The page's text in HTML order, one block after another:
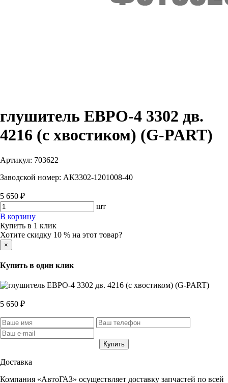
глушитель ЕВРО-4 3302 дв.
4216 (с хвостиком) (G-PART)
Артикул: 703622
Заводской номер: АК3302-1201008-40
5 650 ₽
шт
В корзину
Купить в 1 клик
Хотите скидку 10 % на этот товар?
×
Купить в один клик
5 650 ₽
Доставка
Компания «АвтоГАЗ» осуществляет доставку запчастей по всей